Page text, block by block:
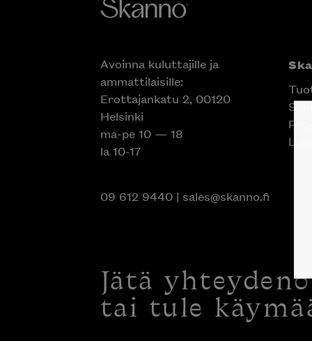
Avoinna kuluttajille ja
ammattilaisille:
Erottajankatu 2, 00120
Helsinki
ma-pe 10 — 18
la 10-17
09 612 9440| sales@skanno.fi
Jätä
tai tule